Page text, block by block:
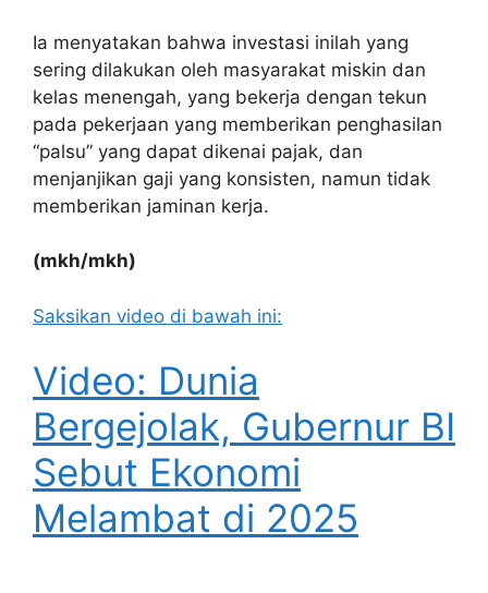
Ia menyatakan bahwa investasi inilah yang
sering dilakukan oleh masyarakat miskin dan
kelas menengah, yang bekerja dengan tekun
pada pekerjaan yang memberikan penghasilan
“palsu” yang dapat dikenai pajak, dan
menjanjikan gaji yang konsisten, namun tidak
memberikan jaminan kerja.
(mkh/mkh)
Saksikan video di bawah ini:
Video: Dunia
Bergejolak, Gubernur BI
Sebut Ekonomi
Melambat di 2025